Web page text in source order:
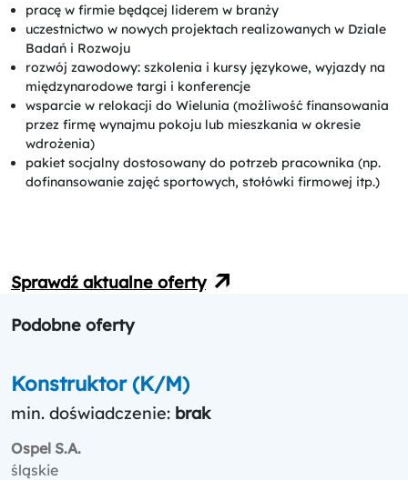
pracę w firmie będącej liderem w branży
uczestnictwo w nowych projektach realizowanych w Dziale
Badań i Rozwoju
rozwój zawodowy: szkolenia i kursy językowe, wyjazdy na
międzynarodowe targi i konferencje
wsparcie w relokacji do Wielunia (możliwość finansowania
przez firmę wynajmu pokoju lub mieszkania w okresie
wdrożenia)
pakiet socjalny dostosowany do potrzeb pracownika (np.
dofinansowanie zajęć sportowych, stołówki firmowej itp.)
Sprawdź aktualne oferty
Podobne oferty
Konstruktor (K/M)
min. doświadczenie: brak
Ospel S.A.
śląskie